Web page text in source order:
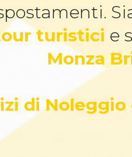
turistici e
Monza
di Noleggio